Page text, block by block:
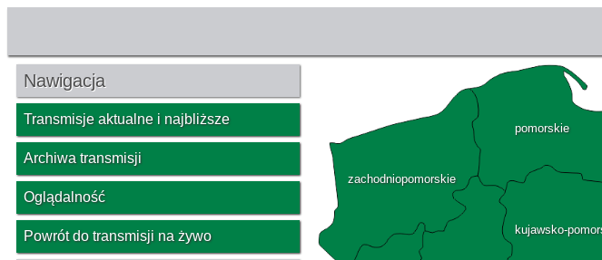
Nawigacja
Transmisje aktualne i najbliższe
Archiwa transmisji
Oglądalność
Powrót do transmisji na żywo
zachodniopomorskie
pomorskie
kujawsko-